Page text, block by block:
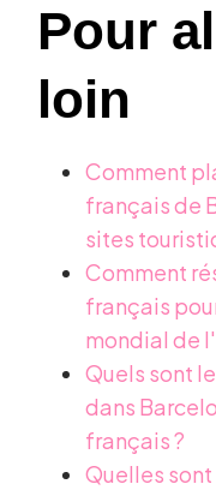
Pour
loin
Comment
français de
sites
Comment
français
mondial de
Quels sont
dans
français ?
Quelles